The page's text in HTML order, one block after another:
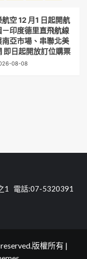
空 12 月1 日起開航
－印度德里直飛航線
南亞市場、串聯北美
即日起開放訂位購票
08-08
1 電話:07-5320391
版權所有 |